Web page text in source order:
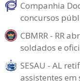
Companhia
concursos
CBMRR - RR
soldados e
SESAU - AL
assistentes em